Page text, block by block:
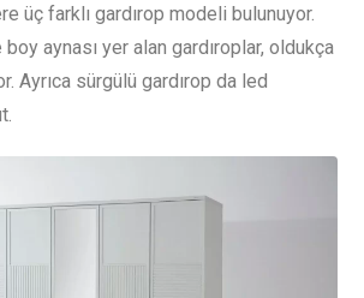
üç farklı gardırop modeli bulunuyor.
aynası yer alan gardıroplar, oldukça
Ayrıca sürgülü gardırop da led